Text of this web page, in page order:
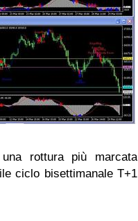
rottura più marcata
ciclo bisettimanale T+1